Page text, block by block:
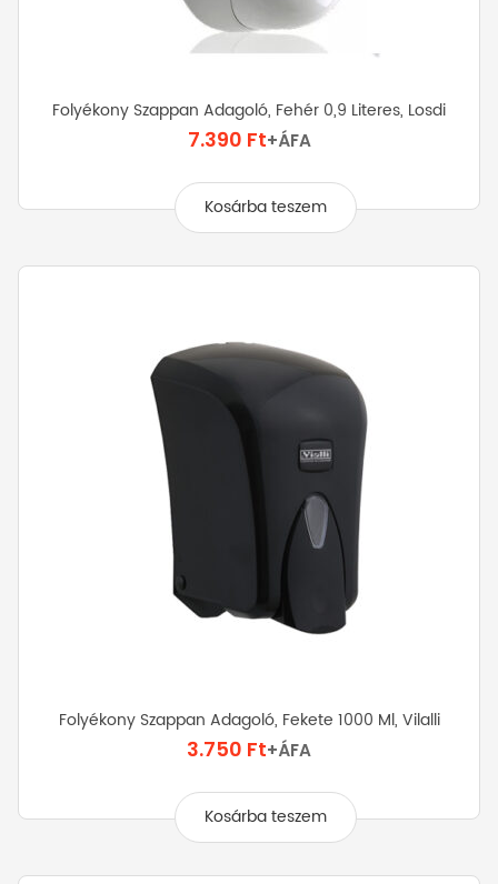
Folyékony Szappan Adagoló, Fehér 0,9 Literes, Losdi
7.390 Ft+ÁFA
Kosárba teszem
Folyékony Szappan Adagoló, Fekete 1000 Ml, Vilalli
3.750 Ft+ÁFA
Kosárba teszem